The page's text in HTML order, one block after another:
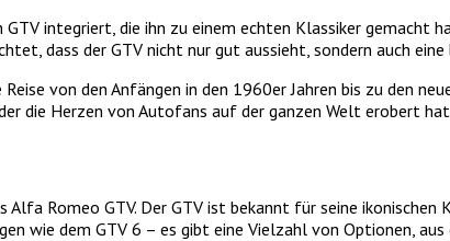
integriert, die ihn zu einem echten Klassiker
dass der GTV nicht nur gut aussieht, sondern auch
von den Anfängen in den 1960er Jahren bis zu den
die Herzen von Autofans auf der ganzen Welt erobert
Romeo GTV. Der GTV ist bekannt für seine ikonischen
wie dem GTV 6 – es gibt eine Vielzahl von Optionen, aus